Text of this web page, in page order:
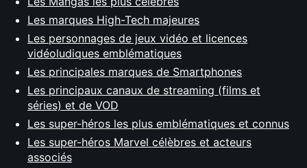
Les marques High-Tech majeures
Les personnages de jeux vidéo et licences
vidéoludiques emblématiques
Les principales marques de Smartphones
Les principaux canaux de streaming (films et
séries) et de VOD
Les super-héros les plus emblématiques et connus
Les super-héros Marvel célèbres et acteurs
associés